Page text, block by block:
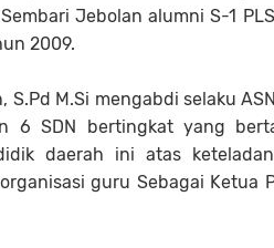
Jebolan alumni S-1
2009.
S.Pd M.Si mengabdi selaku
6 SDN bertingkat yang
daerah ini atas
guru Sebagai Ketua